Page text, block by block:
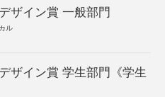
ザイン賞 一般部門
ル
ザイン賞 学生部門《学生